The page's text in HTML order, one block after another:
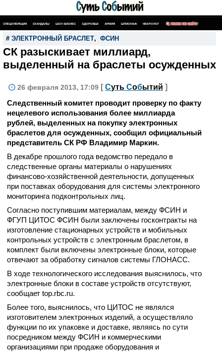
СПЕЦОПЕРАЦИЯ СКАНДАЛЫ ШОУ-БИЗНЕС ЗДОРОВЬЕ АРМИЯ ШПИОНАЖ НЕКРОЛОГ ПОИСК ПО САЙТУ
# ЭЛЕКТРОННЫЙ БРАСЛЕТ, ФСИН
СК разыскивает миллиард,
выделенный на браслеты осужденных
26 февраля 2013, 17:09 [ Суть Событий ]
Следственный комитет проводит проверку по факту
нецелевого использования более миллиарда
рублей, выделенных на покупку электронных
браслетов для осужденных, сообщил официальный
представитель СК РФ Владимир Маркин.
В декабре прошлого года ведомство передало в
следственные органы материалы о нарушениях
финансово-хозяйственной деятельности, допущенных
при поставках оборудования для системы электронного
мониторинга подконтрольных лиц.
Согласно поступившим материалам, между ФСИН и
ФГУП ЦИТОС ФСИН были заключены госконтракты на
изготовление стационарных устройств и мобильных
контрольных устройств с электронным браслетом, в
комплект были включены электронные блоки, которые
отвечают за обработку сигналов системы ГЛОНАСС.
В ходе технологического исследования выяснилось, что
электронные блоки в составе устройств отсутствуют,
сообщает top.rbc.ru.
Более того, выяснилось, что ЦИТОС не являлся
изготовителем электронных изделий, а осуществляло
функции по их упаковке и доставке, являясь по сути
посредником между ФСИН и коммерческими
организациями при продаже оборудования и